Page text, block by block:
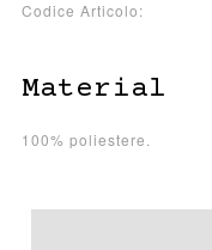
Codice Articolo:
Material
100% poliestere.